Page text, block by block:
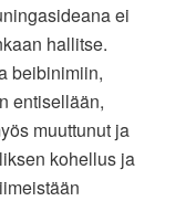
ei
hallitse.
beibinimiin,
entisellään,
muuttunut ja
kohellus ja